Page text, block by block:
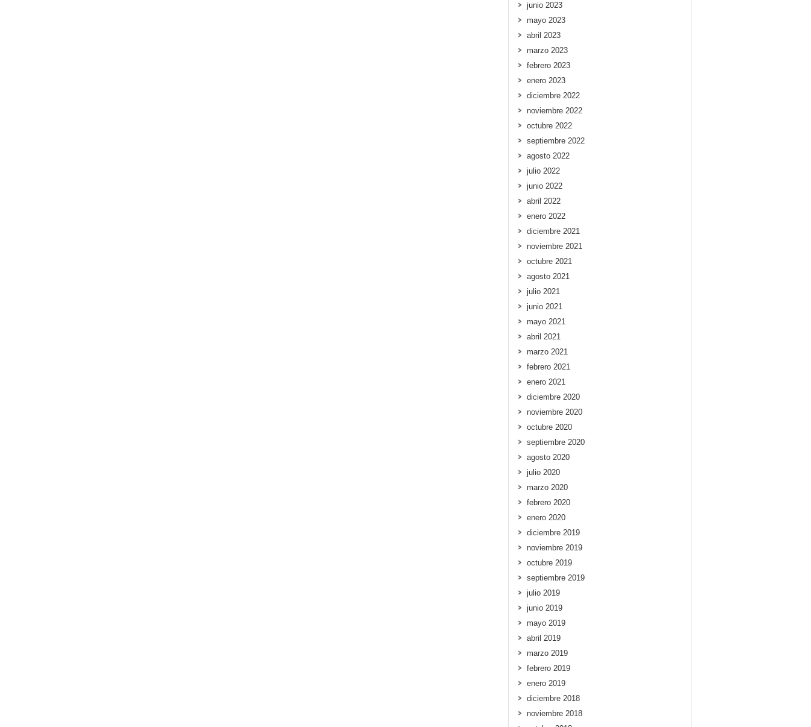
junio 2023
mayo 2023
abril 2023
marzo 2023
febrero 2023
enero 2023
diciembre 2022
noviembre 2022
octubre 2022
septiembre 2022
agosto 2022
julio 2022
junio 2022
abril 2022
enero 2022
diciembre 2021
noviembre 2021
octubre 2021
agosto 2021
julio 2021
junio 2021
mayo 2021
abril 2021
marzo 2021
febrero 2021
enero 2021
diciembre 2020
noviembre 2020
octubre 2020
septiembre 2020
agosto 2020
julio 2020
marzo 2020
febrero 2020
enero 2020
diciembre 2019
noviembre 2019
octubre 2019
septiembre 2019
julio 2019
junio 2019
mayo 2019
abril 2019
marzo 2019
febrero 2019
enero 2019
diciembre 2018
noviembre 2018